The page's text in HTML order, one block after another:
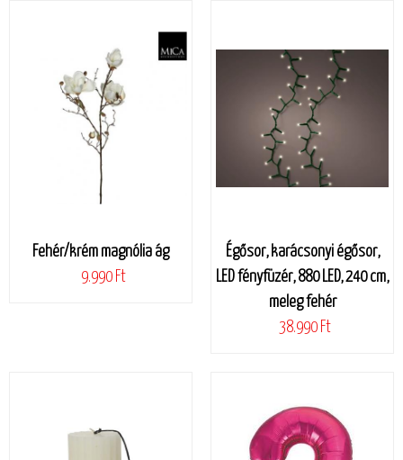
Fehér/krém magnólia ág
9.990 Ft
Égősor, karácsonyi égősor,
LED fényfüzér, 880 LED, 240 cm,
meleg fehér
38.990 Ft